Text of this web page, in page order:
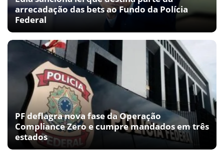
arrecadação das bets ao Fundo da Polícia
Federal
PF deflagra nova fase da Operação
Compliance Zero e cumpre mandados em três
estados